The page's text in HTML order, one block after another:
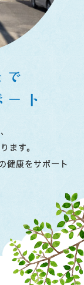
で
ト
ます。
健康をサポート
歯科